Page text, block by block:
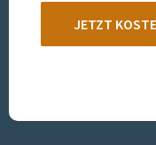
JETZT